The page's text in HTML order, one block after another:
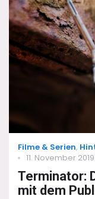
–
Categories
Filme & Serien,
Posted
11. November 2019
Terminator:
mit dem